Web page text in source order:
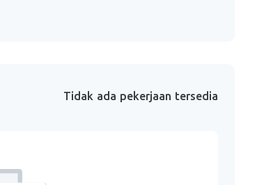
Tidak ada pekerjaan tersedia